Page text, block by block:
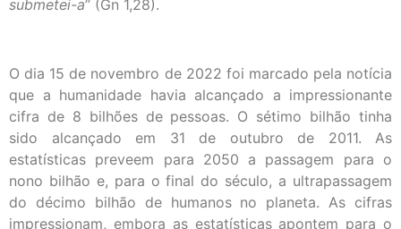
submetei-a” (Gn 1,28).
O dia 15 de novembro de 2022 foi marcado pela notícia
que a humanidade havia alcançado a impressionante
cifra de 8 bilhões de pessoas. O sétimo bilhão tinha
sido alcançado em 31 de outubro de 2011. As
estatísticas preveem para 2050 a passagem para o
nono bilhão e, para o final do século, a ultrapassagem
do décimo bilhão de humanos no planeta. As cifras
impressionam, embora as estatísticas apontem para o